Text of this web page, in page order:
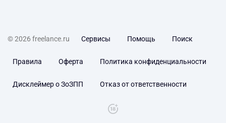
© 2026 freelance.ru Сервисы Помощь Поиск
Правила Оферта Политика конфиденциальности
Дисклеймер о ЗоЗПП Отказ от ответственности